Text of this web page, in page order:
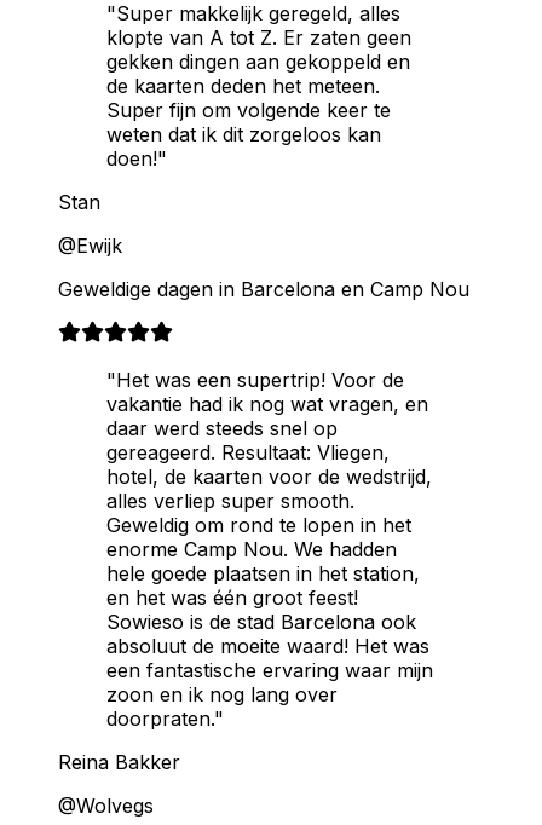
"Super makkelijk geregeld, alles
klopte van A tot Z. Er zaten geen
gekken dingen aan gekoppeld en
de kaarten deden het meteen.
Super fijn om volgende keer te
weten dat ik dit zorgeloos kan
doen!"
Stan
@Ewijk
Geweldige dagen in Barcelona en Camp Nou
"Het was een supertrip! Voor de
vakantie had ik nog wat vragen, en
daar werd steeds snel op
gereageerd. Resultaat: Vliegen,
hotel, de kaarten voor de wedstrijd,
alles verliep super smooth.
Geweldig om rond te lopen in het
enorme Camp Nou. We hadden
hele goede plaatsen in het station,
en het was één groot feest!
Sowieso is de stad Barcelona ook
absoluut de moeite waard! Het was
een fantastische ervaring waar mijn
zoon en ik nog lang over
doorpraten."
Reina Bakker
@Wolvegs